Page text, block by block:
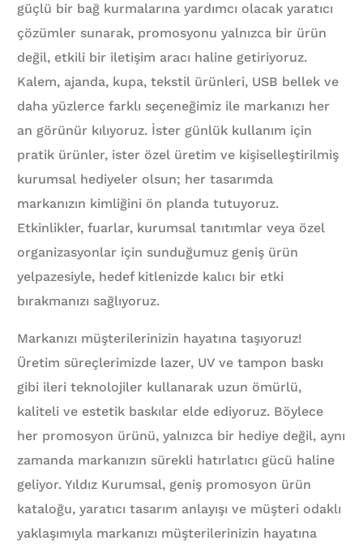
güçlü bir bağ kurmalarına yardımcı olacak yaratıcı
çözümler sunarak, promosyonu yalnızca bir ürün
değil, etkili bir iletişim aracı haline getiriyoruz.
Kalem, ajanda, kupa, tekstil ürünleri, USB bellek ve
daha yüzlerce farklı seçeneğimiz ile markanızı her
an görünür kılıyoruz. İster günlük kullanım için
pratik ürünler, ister özel üretim ve kişiselleştirilmiş
kurumsal hediyeler olsun; her tasarımda
markanızın kimliğini ön planda tutuyoruz.
Etkinlikler, fuarlar, kurumsal tanıtımlar veya özel
organizasyonlar için sunduğumuz geniş ürün
yelpazesiyle, hedef kitlenizde kalıcı bir etki
bırakmanızı sağlıyoruz.
Markanızı müşterilerinizin hayatına taşıyoruz!
Üretim süreçlerimizde lazer, UV ve tampon baskı
gibi ileri teknolojiler kullanarak uzun ömürlü,
kaliteli ve estetik baskılar elde ediyoruz. Böylece
her promosyon ürünü, yalnızca bir hediye değil, aynı
zamanda markanızın sürekli hatırlatıcı gücü haline
geliyor. Yıldız Kurumsal, geniş promosyon ürün
kataloğu, yaratıcı tasarım anlayışı ve müşteri odaklı
yaklaşımıyla markanızı müşterilerinizin hayatına